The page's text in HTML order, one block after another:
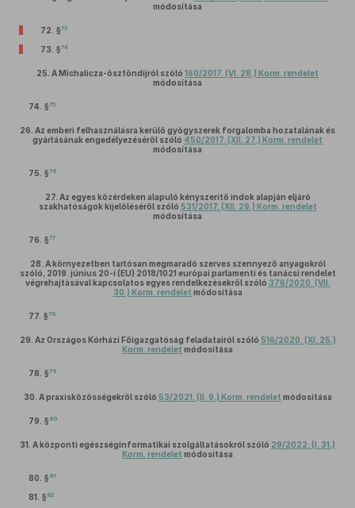
módosítása
72. §73
73. §74
25. A Michalicza-ösztöndíjról szóló 160/2017. (VI. 28.) Korm. rendelet
módosítása
74. §75
26. Az emberi felhasználásra kerülő gyógyszerek forgalomba hozatalának és
gyártásának engedélyezéséről szóló 450/2017. (XII. 27.) Korm. rendelet
módosítása
75. §76
27. Az egyes közérdeken alapuló kényszerítő indok alapján eljáró
szakhatóságok kijelöléséről szóló 531/2017. (XII. 29.) Korm. rendelet
módosítása
76. §77
28. A környezetben tartósan megmaradó szerves szennyező anyagokról
szóló, 2019. június 20-i (EU) 2018/1021 európai parlamenti és tanácsi rendelet
végrehajtásával kapcsolatos egyes rendelkezésekről szóló 376/2020. (VII.
30.) Korm. rendelet módosítása
77. §78
29. Az Országos Kórházi Főigazgatóság feladatairól szóló 516/2020. (XI. 25.)
Korm. rendelet módosítása
78. §79
30. A praxisközösségekről szóló 53/2021. (II. 9.) Korm. rendelet módosítása
79. § 80
31. A központi egészséginformatikai szolgáltatásokról szóló 29/2022. (I. 31.)
Korm. rendelet módosítása
80. § 81
81. § 82